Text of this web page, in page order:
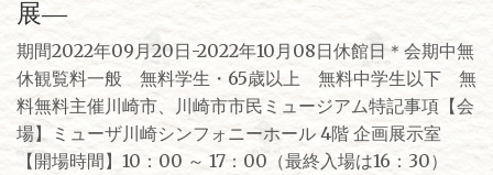
展―
期間2022年09月20日-2022年10月08日休館日＊会期中無
休観覧料一般 無料学生・65歳以上 無料中学生以下 無
料無料主催川崎市、川崎市市民ミュージアム特記事項【会
場】ミューザ川崎シンフォニーホール 4階 企画展示室
【開場時間】10：00 ～ 17：00（最終入場は16：30）